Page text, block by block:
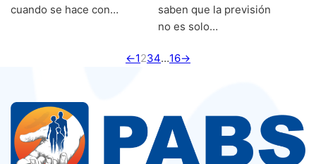
cuando se hace con…
saben que la previsión
no es solo…
←1234…16→